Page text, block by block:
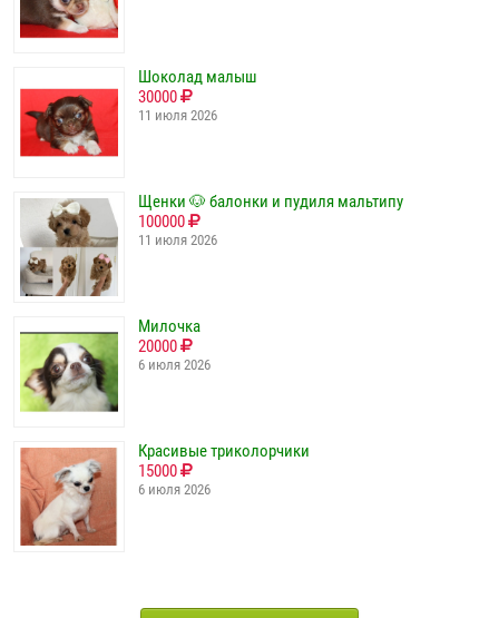
Шоколад малыш
30000
11 июля 2026
Щенки 🐶 балонки и пудиля мальтипу
100000
11 июля 2026
Милочка
20000
6 июля 2026
Красивые триколорчики
15000
6 июля 2026